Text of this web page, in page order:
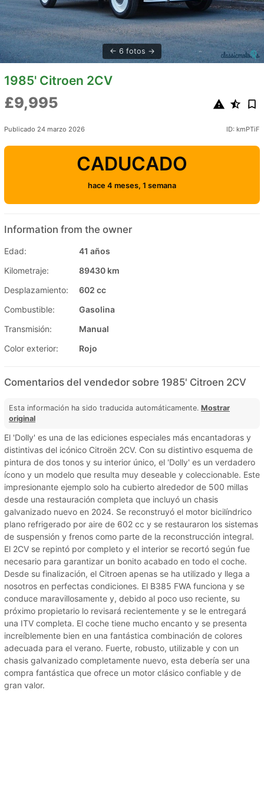
6 fotos
1985' Citroen 2CV
£9,995
Publicado 24 marzo 2026 ID: kmPTiF
CADUCADO
hace 4 meses, 1 semana
Information from the owner
Edad:
41 años
Kilometraje:
89430 km
Desplazamiento:
602 cc
Combustible:
Gasolina
Transmisión:
Manual
Color exterior:
Rojo
Comentarios del vendedor sobre 1985' Citroen 2CV
Esta información ha sido traducida automáticamente. Mostrar
original
El 'Dolly' es una de las ediciones especiales más encantadoras y
distintivas del icónico Citroën 2CV. Con su distintivo esquema de
pintura de dos tonos y su interior único, el 'Dolly' es un verdadero
ícono y un modelo que resulta muy deseable y coleccionable. Este
impresionante ejemplo solo ha cubierto alrededor de 500 millas
desde una restauración completa que incluyó un chasis
galvanizado nuevo en 2024. Se reconstruyó el motor bicilíndrico
plano refrigerado por aire de 602 cc y se restauraron los sistemas
de suspensión y frenos como parte de la reconstrucción integral.
El 2CV se repintó por completo y el interior se recortó según fue
necesario para garantizar un bonito acabado en todo el coche.
Desde su finalización, el Citroen apenas se ha utilizado y llega a
nosotros en perfectas condiciones. El B385 FWA funciona y se
conduce maravillosamente y, debido al poco uso reciente, su
próximo propietario lo revisará recientemente y se le entregará
una ITV completa. El coche tiene mucho encanto y se presenta
increíblemente bien en una fantástica combinación de colores
adecuada para el verano. Fuerte, robusto, utilizable y con un
chasis galvanizado completamente nuevo, esta debería ser una
compra fantástica que ofrece un motor clásico confiable y de
gran valor.